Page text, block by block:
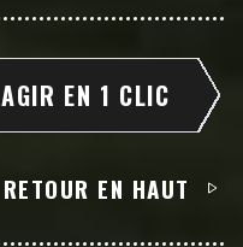
AGIR EN 1 CLIC
RETOUR EN HAUT